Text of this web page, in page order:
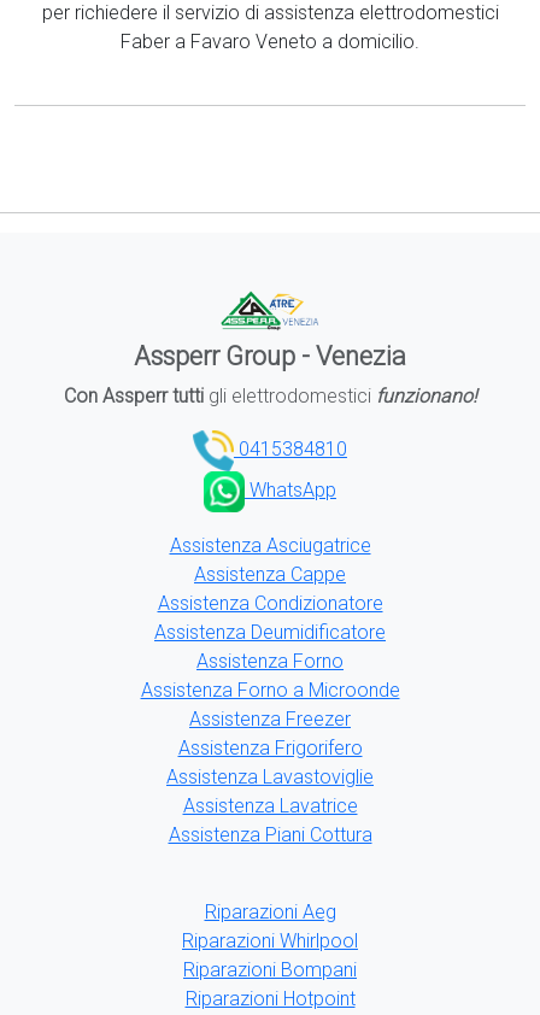
per richiedere il servizio di assistenza elettrodomestici
Faber a Favaro Veneto a domicilio.
Assperr Group - Venezia
Con Assperr tuttigli elettrodomestici funzionano!
0415384810
WhatsApp
Assistenza Asciugatrice
Assistenza Cappe
Assistenza Condizionatore
Assistenza Deumidificatore
Assistenza Forno
Assistenza Forno a Microonde
Assistenza Freezer
Assistenza Frigorifero
Assistenza Lavastoviglie
Assistenza Lavatrice
Assistenza Piani Cottura
Riparazioni Aeg
Riparazioni Whirlpool
Riparazioni Bompani
Riparazioni Hotpoint